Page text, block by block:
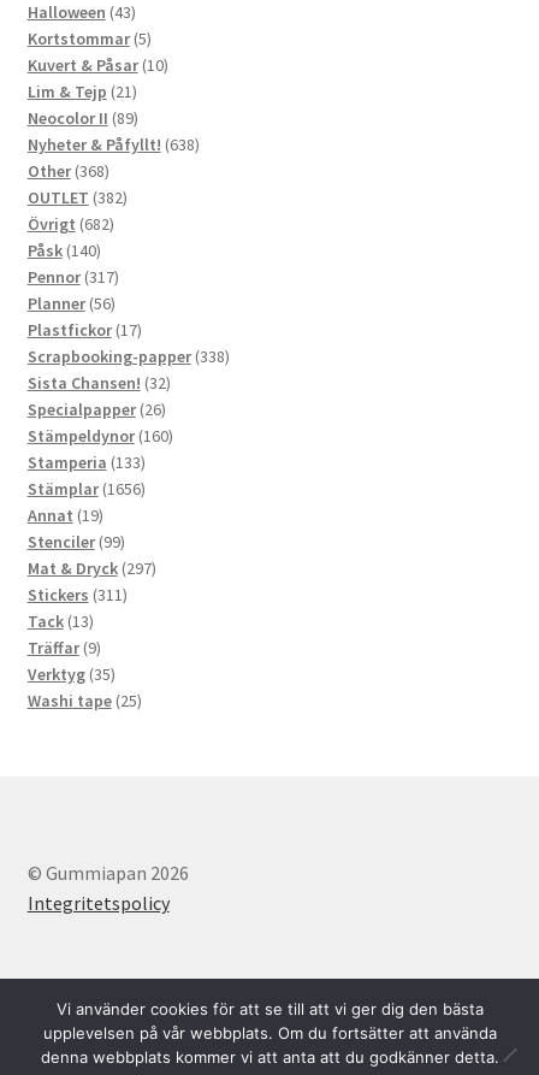
Halloween 4343
produkter
Kortstommar 55
produkter
Kuvert & Påsar 1010
Lim & Tejp 2121
produkter
Neocolor II 8989
produkter
Nyheter & Påfyllt! 638638
Other 368368
produkter
OUTLET 382382
Övrigt 682682
Påsk 140140
produkter
Pennor 317317
produkter
Planner 5656
produkter
Plastfickor 1717
produkter
Scrapbooking-papper 338338
Sista Chansen! 3232
produkter
Specialpapper 2626
produkter
Stämpeldynor 160160
Stamperia 133133
produkter
Stämplar 16561656
Annat 1919
produkter
Stenciler 9999
produkter
Mat & Dryck 297297
Stickers 311311
Tack 1313
produkter
Träffar 99
produkter
Verktyg 3535
produkter
Washi tape 2525
© Gummiapan 2026
Integritetspolicy
Svenska English
Vi använder cookies för att se till att vi ger dig den bästa
upplevelsen på vår webbplats. Om du fortsätter att använda
denna webbplats kommer vi att anta att du godkänner detta.